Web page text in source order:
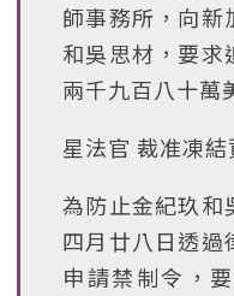
師事務所，向新
和吳思材，要求
兩千九百八十萬
星法官 裁准凍結
為防止金紀玖和
四月廿八日透過
申請禁制令，